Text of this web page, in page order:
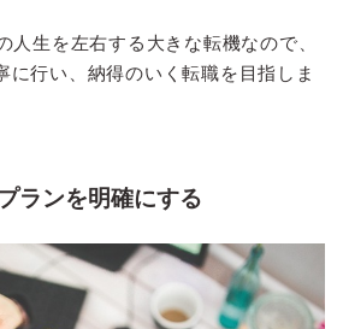
人生を左右する大きな転機なので、
に行い、納得のいく転職を目指しま
ランを明確にする